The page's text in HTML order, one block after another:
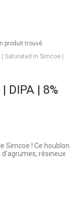
produit trouvé.
| Saturated In Simcoe |
DIPA | 8%
Simcoe ! Ce houblon
résineux